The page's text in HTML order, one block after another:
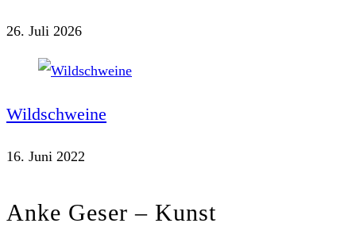
26. Juli 2026
Wildschweine
16. Juni 2022
Anke Geser – Kunst